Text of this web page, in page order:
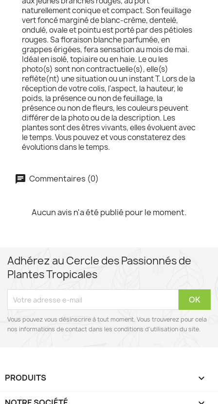
naturellement conique et compact. Son feuillage
vert foncé marginé de blanc-crème, dentelé,
ondulé, ovale et pointu est porté par des pétioles
rouges. Sa floraison blanche parfumée, en
grappes érigées, fera sensation au mois de mai.
Idéal en isolé, topiaire ou en haie. Le ou les
photo(s) sont non contractuelle(s), elle(s)
reflète(nt) une situation ou un instant T. Lors de la
réception de votre colis, l'aspect, la hauteur, le
poids, la présence ou non de feuillage, la
présence ou non de fleurs, les couleurs peuvent
différer de la photo ou de la description. Les
plantes sont des êtres vivants, elles évoluent avec
le temps. Vous pouvez et vous constaterez des
évolutions dans le temps.
Commentaires (0)
Aucun avis n'a été publié pour le moment.
Adhérez au Cercle des Passionnés de
Plantes Tropicales
Vous pouvez vous désinscrire à tout moment. Vous trouverez pour cela
nos informations de contact dans les conditions d'utilisation du site.
PRODUITS 